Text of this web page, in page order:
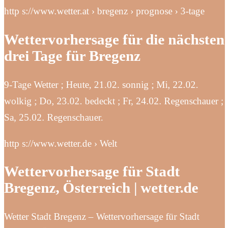
http s://www.wetter.at › bregenz › prognose › 3-tage
Wettervorhersage für die nächsten
drei Tage für Bregenz
9-Tage Wetter ; Heute, 21.02. sonnig ; Mi, 22.02.
wolkig ; Do, 23.02. bedeckt ; Fr, 24.02. Regenschauer ;
Sa, 25.02. Regenschauer.
http s://www.wetter.de › Welt
Wettervorhersage für Stadt
Bregenz, Österreich | wetter.de
Wetter Stadt Bregenz – Wettervorhersage für Stadt